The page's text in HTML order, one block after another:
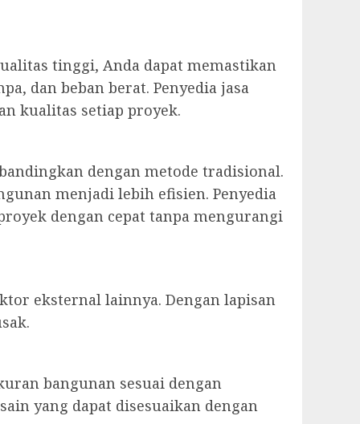
tinggi, Anda dapat memastikan
dan beban berat. Penyedia jasa
kualitas setiap proyek.
dengan metode tradisional.
menjadi lebih efisien. Penyedia
dengan cepat tanpa mengurangi
eksternal lainnya. Dengan lapisan
bangunan sesuai dengan
yang dapat disesuaikan dengan